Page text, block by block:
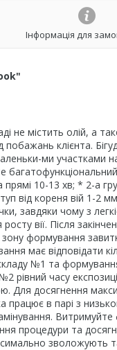
Інформація для
не містить олій, а
клієнта.
маленьки-ми участками
10-13 хв; * 2-а
від кореня вій 1-2
завдяки чому з
вії. Після
формування
має відповідати
№1 та
рівний часу
Для досягнення
в парі з
процедури та
зволожують